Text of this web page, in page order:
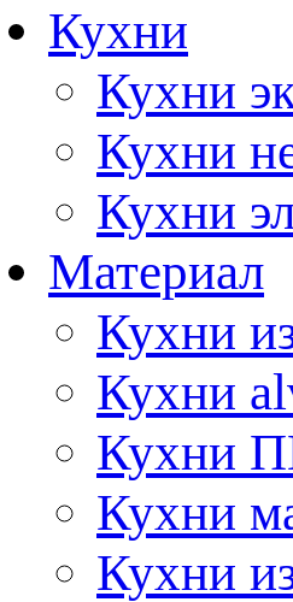
Кухни
Кухни
Кухни
Кухни
Материал
Кухни
Кухни
Кухни
Кухни
Кухни